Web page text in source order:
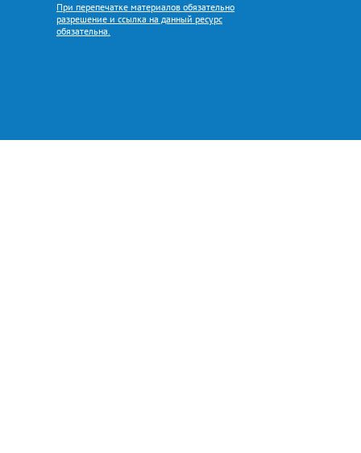
При перепечатке материалов обязательно
разрешение и ссылка на данный ресурс
обязательна.